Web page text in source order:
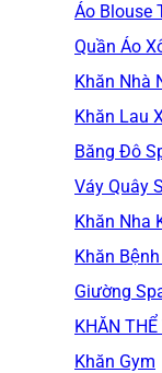
Áo Blouse
Quần Áo
Khăn Nhà
Khăn Lau
Băng Đô
Váy Quây
Khăn Nha
Khăn
Giường
KHĂN THỂ
Khăn Gym